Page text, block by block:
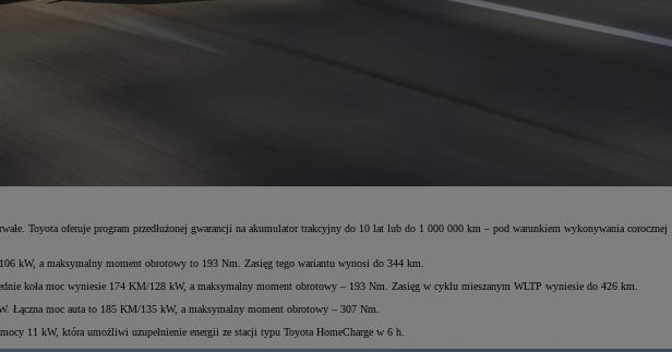
Toyota oferuje program przedłużonej gwarancji na akumulator trakcyjny do 10 lat lub do 1 000 000 km – pod warunkiem wykonywania corocznej
kW, a maksymalny moment obrotowy to 193 Nm. Zasięg tego wariantu wynosi do 344 km.
koła moc wyniesie 174 KM/128 kW, a maksymalny moment obrotowy – 193 Nm. Zasięg w cyklu mieszanym WLTP wyniesie do 426 km.
Łączna moc auta to 185 KM/135 kW, a maksymalny moment obrotowy – 307 Nm.
11 kW, która umożliwi uzupełnienie energii ze stacji typu Toyota HomeCharge w 6 h.